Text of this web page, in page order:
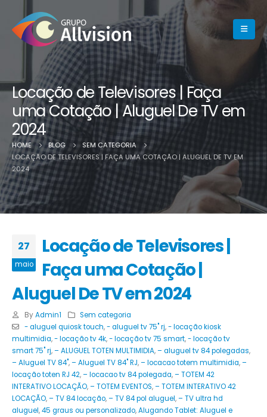
Locação de Televisores | Faça
uma Cotação | Aluguel De TV em
2024
HOME BLOG
SEM CATEGORIA
LOCAÇÃO DE TELEVISORES | FAÇA UMA COTAÇÃO | ALUGUEL DE TV EM
2024
27
maio
Locação de Televisores |
Faça uma Cotação |
Aluguel De TV em 2024
By Admin1
Sem categoria
- aluguel quiosk touch,- aluguel tv 75" rj,- locação kiosk
multimidia,- locação tv 4k,- locação tv 75 smart,- locação tv
smart 75" rj,– ALUGUEL TOTEN MULTIMIDIA,– aluguel tv 84 polegadas,
– Aluguel TV 84",– Aluguel TV 84" RJ,– locacao totem multimidia,–
locação toten RJ 42,– locacao tv 84 polegada,– TOTEM 42
INTERATIVO LOCAÇÃO,– TOTEM EVENTOS,– TOTEM INTERATIVO 42
LOCAÇÃO,– TV 84 locação,– TV 84 pol aluguel,– TV ultra hd
aluguel,45 graus ou personalizado,Alugando Tablet: Aluguel e